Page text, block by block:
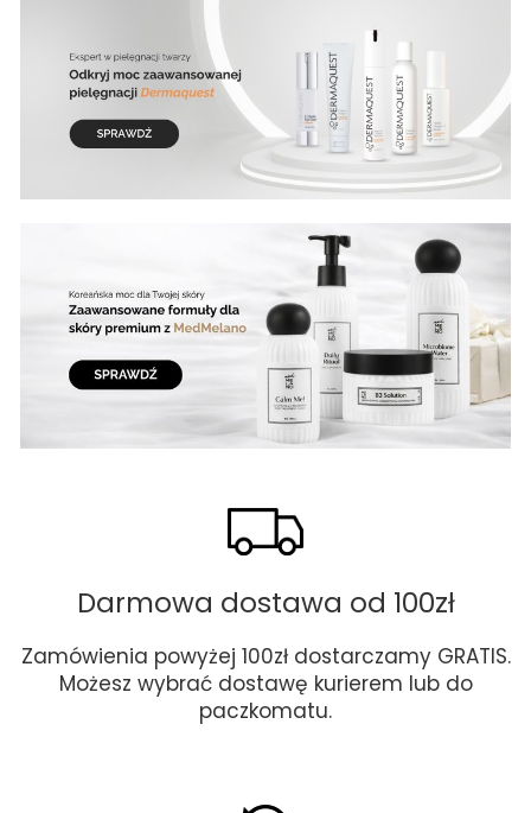
Darmowa dostawa od 100zł
Zamówienia powyżej 100zł dostarczamy GRATIS.
Możesz wybrać dostawę kurierem lub do
paczkomatu.